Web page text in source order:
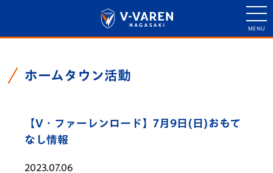
ホームタウン活動
【V・ファーレンロード】7月9日(日)おもて
なし情報
2023.07.06